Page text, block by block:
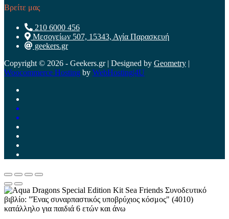
Βρείτε μας
210 6000 456
Μεσογείων 507, 15343, Αγία Παρασκευή
geekers.gr
Copyright © 2026 - Geekers.gr | Designed by Geometry |
Woocommerce Hosting by WebHosting|4U